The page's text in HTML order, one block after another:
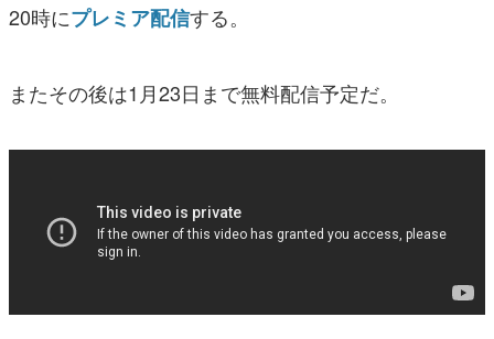
電ファミニコゲーマーとは？
20時にプレミア配信する。
またその後は1月23日まで無料配信予定だ。